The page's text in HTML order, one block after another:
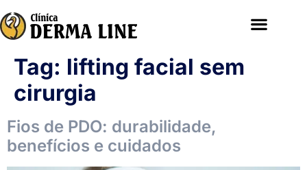
Tag: lifting facial sem
cirurgia
Fios de PDO: durabilidade,
benefícios e cuidados